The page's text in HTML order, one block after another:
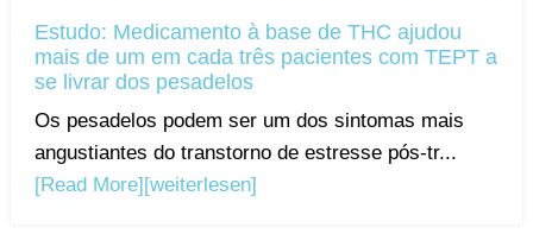
Estudo: Medicamento à base de THC ajudou
mais de um em cada três pacientes com TEPT a
se livrar dos pesadelos
Os pesadelos podem ser um dos sintomas mais
angustiantes do transtorno de estresse pós-tr...
[Read More] [weiterlesen]